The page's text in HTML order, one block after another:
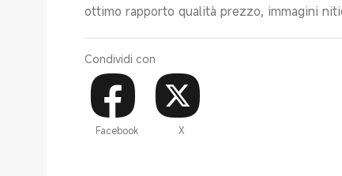
ottimo rapporto qualità prezzo, immagini
Condividi con
Facebook X